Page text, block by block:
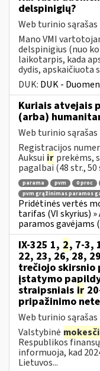
delspinigių?
Web turinio sąrašas
Mano VMI
delspinigius (nuo
laikotarpis, kada
dydis, apskaičiuota
DUK: DUK -
Kuriais atvejais
(arba)
Web turinio sąrašas
Registracijos
Auksui ir prekėms,
pagalbai (48 str., 50
parama pvm 0 proc
pvm grąžinimas paramos
Pridėtinės vertės
tarifas (VI skyrius)
paramos gavėjams
IX-325 1, 2, 7-3,
22, 23, 26, 28,
trečiojo skirsnio
įstatymo
straipsniais ir
pripažinimo
Web turinio sąrašas
Valstybinė
Respublikos
informuoja, kad
Lietuvos...